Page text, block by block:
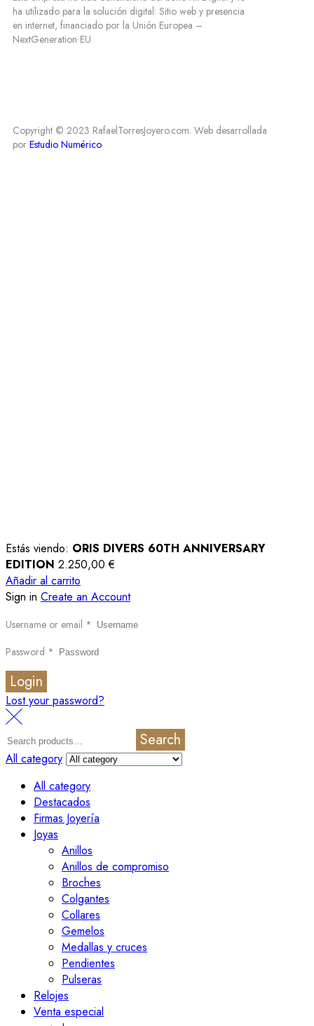
ha utilizado para la solución digital: Sitio web y presencia
en internet, financiado por la Unión Europea –
NextGeneration EU
Copyright © 2023 RafaelTorresJoyero.com. Web desarrollada
por Estudio Numérico
Estás viendo: ORIS DIVERS 60TH ANNIVERSARY
EDITION 2.250,00€
Añadir al carrito
Sign in Create an Account
Username or email *
Password *
Login
Lost your password?
Search
All category
All category
Destacados
Firmas Joyería
Joyas
Anillos
Anillos de compromiso
Broches
Colgantes
Collares
Gemelos
Medallas y cruces
Pendientes
Pulseras
Relojes
Venta especial